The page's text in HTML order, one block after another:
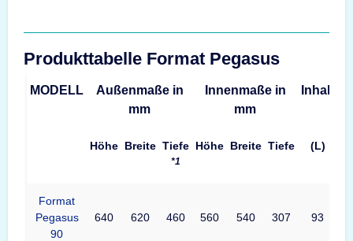
Produkttabelle Format Pegasus
MODELL
Außenmaße in
mm
Innenmaße in
mm
Inhalt
Höhe Breite Tiefe
*1
Höhe Breite Tiefe (L)
Format
Pegasus
90
640 620 460 560 540 307 93